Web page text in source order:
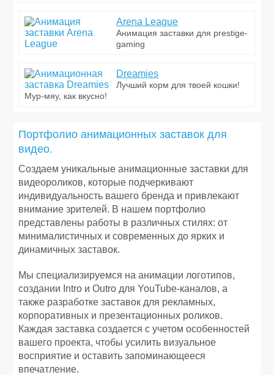
Arena League
Анимация заставки для prestige-
gaming
Dreamies
Лучший корм для твоей кошки!
Мур-мяу, как вкусно!
Портфолио анимационных заставок для
видео.
Создаем уникальные анимационные заставки для
видеороликов, которые подчеркивают
индивидуальность вашего бренда и привлекают
внимание зрителей. В нашем портфолио
представлены работы в различных стилях: от
минималистичных и современных до ярких и
динамичных заставок.
Мы специализируемся на анимации логотипов,
создании Intro и Outro для YouTube-каналов, а
также разработке заставок для рекламных,
корпоративных и презентационных роликов.
Каждая заставка создается с учетом особенностей
вашего проекта, чтобы усилить визуальное
восприятие и оставить запоминающееся
впечатление.